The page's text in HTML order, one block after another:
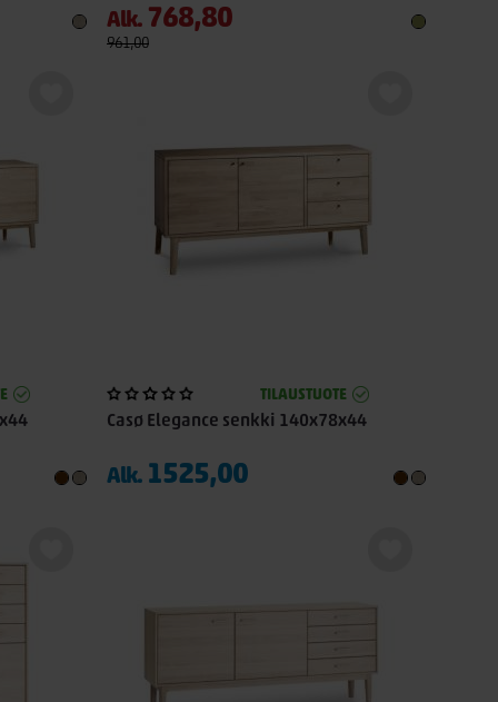
Alk. 768,80
961,00
TILAUSTUOTE
Casø Elegance senkki 140x78x44
Alk. 1525,00